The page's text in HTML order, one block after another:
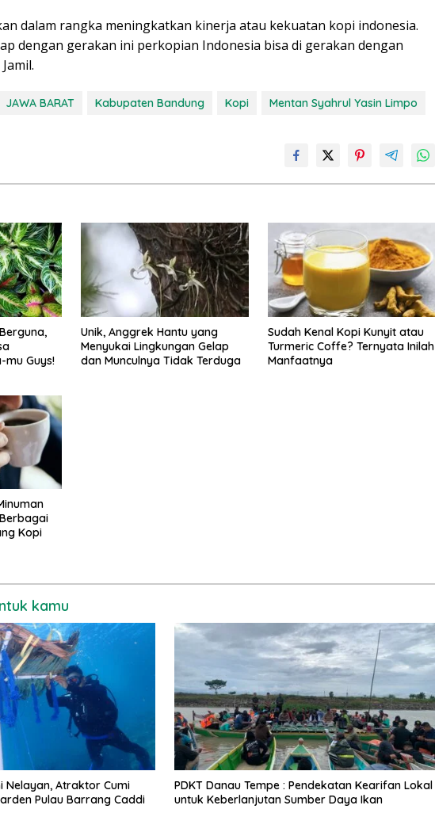
dalam rangka meningkatkan kinerja atau kekuatan kopi indonesia.
dengan gerakan ini perkopian Indonesia bisa di gerakan dengan
JAWA BARAT Kabupaten Bandung Kopi Mentan Syahrul Yasin Limpo
mu Guys!
Unik, Anggrek Hantu yang
Menyukai Lingkungan Gelap
dan Munculnya Tidak Terduga
Sudah Kenal Kopi Kunyit atau
Turmeric Coffe? Ternyata Inilah
Manfaatnya
Kopi
kamu
Nelayan, Atraktor Cumi
Pulau Barrang Caddi
PDKT Danau Tempe : Pendekatan Kearifan Lokal
untuk Keberlanjutan Sumber Daya Ikan